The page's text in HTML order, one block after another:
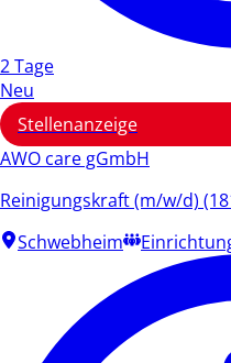
2 Tage
Neu
Stellenanzeige
AWO care gGmbH
Reinigungskraft (m/w/d)
Schwebheim